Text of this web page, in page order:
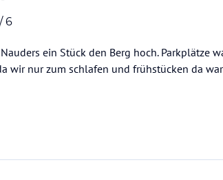
/ 6
ein Stück den Berg hoch. Parkplätze
wir nur zum schlafen und frühstücken da